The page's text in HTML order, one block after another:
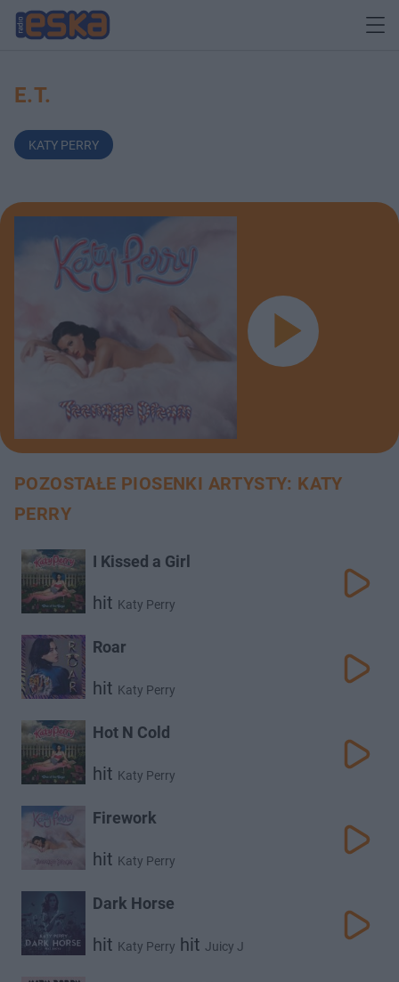
E.T.
KATY PERRY
POZOSTAŁE PIOSENKI ARTYSTY: KATY
PERRY
I Kissed a Girl
hit Katy Perry
Roar
hit Katy Perry
Hot N Cold
hit Katy Perry
Firework
hit Katy Perry
Dark Horse
hit Katy Perry hit Juicy J